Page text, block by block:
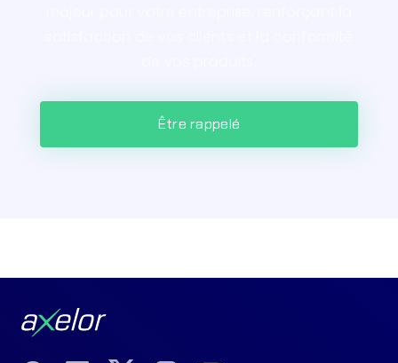
Être rappelé